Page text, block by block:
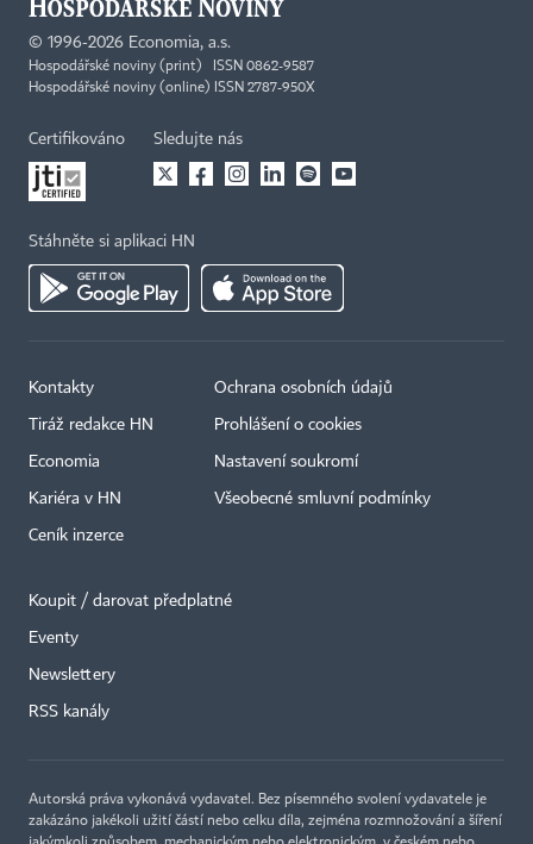
© 1996-2026 Economia, a.s.
Hospodářské noviny (print) ISSN 0862-9587
Hospodářské noviny (online) ISSN 2787-950X
Certifikováno Sledujte nás
Stáhněte si aplikaci HN
Kontakty
Tiráž redakce HN
Economia
Kariéra v HN
Ceník inzerce
Ochrana osobních údajů
Prohlášení o cookies
Nastavení soukromí
Všeobecné smluvní podmínky
Koupit / darovat předplatné
Eventy
Newslettery
RSS kanály
Autorská práva vykonává vydavatel. Bez písemného svolení vydavatele je
zakázáno jakékoli užití částí nebo celku díla, zejména rozmnožování a šíření